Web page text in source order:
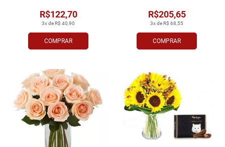
COMPRAR
3x de R$ 40,90
R$122,70
COMPRAR
3x de R$ 68,55
R$205,65